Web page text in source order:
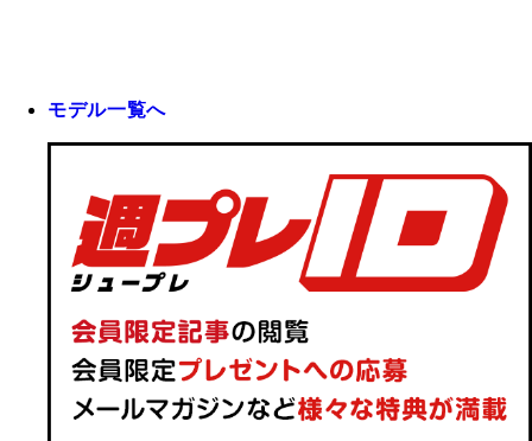
モデル一覧へ